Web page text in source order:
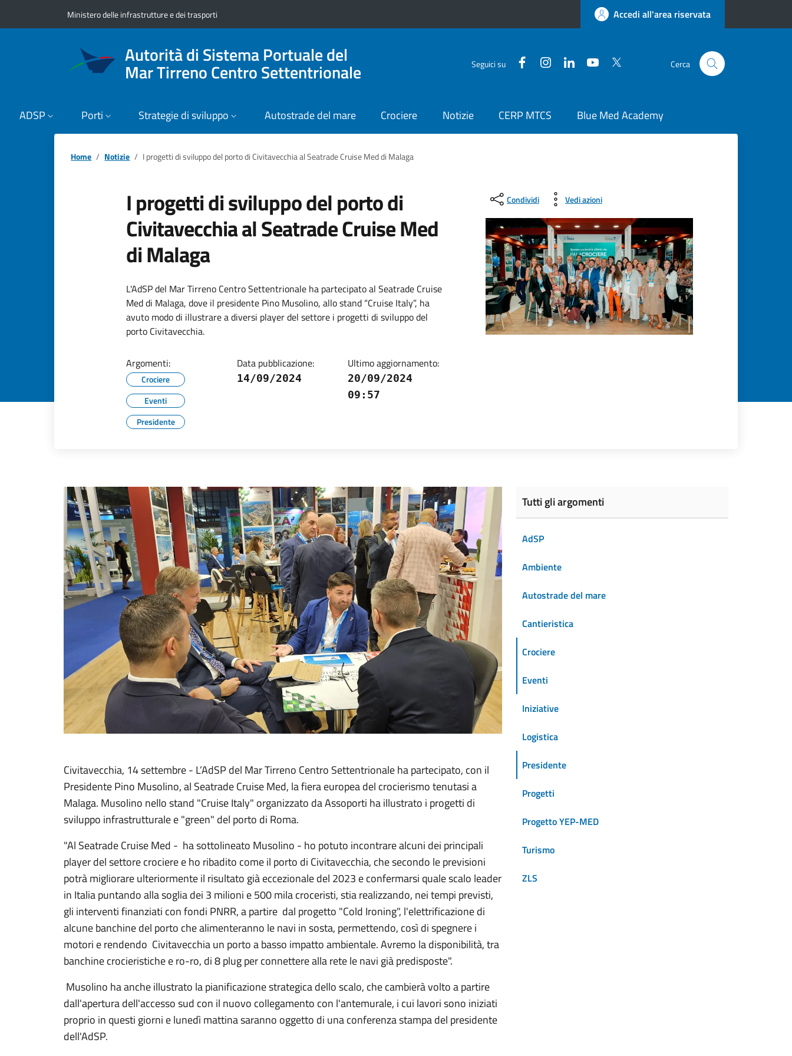
Ministero delle infrastrutture e dei trasporti Accedi all'area riservata
Autorità di Sistema Portuale del
Mar Tirreno Centro Settentrionale Seguici su FacebookInstagramLinkedInYouTube Cerca
ADSP Porti Strategie di sviluppo Autostrade del mare Crociere Notizie CERP MTCS Blue Med Academy
Home Notizie I progetti di sviluppo del porto di Civitavecchia al Seatrade Cruise Med di Malaga
I progetti di sviluppo del porto di
Civitavecchia al Seatrade Cruise Med
di Malaga
L'AdSP del Mar Tirreno Centro Settentrionale ha partecipato al Seatrade Cruise
Med di Malaga, dove il presidente Pino Musolino, allo stand “Cruise Italy”, ha
avuto modo di illustrare a diversi player del settore i progetti di sviluppo del
porto Civitavecchia.
Argomenti:
Crociere
Eventi
Presidente
Data pubblicazione:
14/09/2024
Ultimo aggiornamento:
20/09/2024
09:57
Condividi Vedi azioni
Civitavecchia, 14 settembre - L’AdSP del Mar Tirreno Centro Settentrionale ha partecipato, con il
Presidente Pino Musolino, al Seatrade Cruise Med, la fiera europea del crocierismo tenutasi a
Malaga. Musolino nello stand "Cruise Italy" organizzato da Assoporti ha illustrato i progetti di
sviluppo infrastrutturale e "green" del porto di Roma.
"Al Seatrade Cruise Med - ha sottolineato Musolino - ho potuto incontrare alcuni dei principali
player del settore crociere e ho ribadito come il porto di Civitavecchia, che secondo le previsioni
potrà migliorare ulteriormente il risultato già eccezionale del 2023 e confermarsi quale scalo leader
in Italia puntando alla soglia dei 3 milioni e 500 mila croceristi, stia realizzando, nei tempi previsti,
gli interventi finanziati con fondi PNRR, a partire dal progetto "Cold Ironing", l'elettrificazione di
alcune banchine del porto che alimenteranno le navi in sosta, permettendo, così di spegnere i
motori e rendendo Civitavecchia un porto a basso impatto ambientale. Avremo la disponibilità, tra
banchine crocieristiche e ro-ro, di 8 plug per connettere alla rete le navi già predisposte".
Musolino ha anche illustrato la pianificazione strategica dello scalo, che cambierà volto a partire
dall'apertura dell'accesso sud con il nuovo collegamento con l'antemurale, i cui lavori sono iniziati
proprio in questi giorni e lunedì mattina saranno oggetto di una conferenza stampa del presidente
dell'AdSP.
Tutti gli argomenti
AdSP
Ambiente
Autostrade del mare
Cantieristica
Crociere
Eventi
Iniziative
Logistica
Presidente
Progetti
Progetto YEP-MED
Turismo
ZLS